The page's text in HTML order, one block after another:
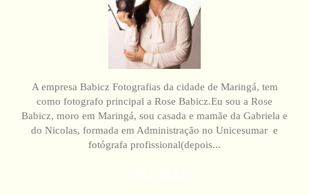
A empresa Babicz Fotografias da cidade de Maringá, tem
como fotografo principal a Rose Babicz.Eu sou a Rose
Babicz, moro em Maringá, sou casada e mamãe da Gabriela e
do Nicolas, formada em Administração no Unicesumar e
fotógrafa profissional(depois...